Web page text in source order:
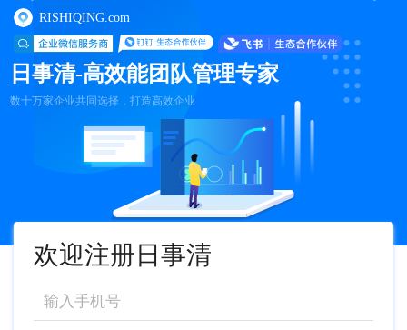
RISHIQING.com
日事清-高效能团队管理专家
数十万家企业共同选择，打造高效企业
欢迎注册日事清